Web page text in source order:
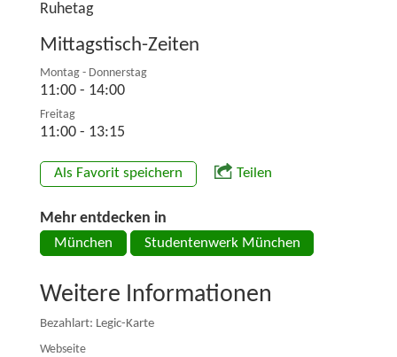
Ruhetag
Mittagstisch-Zeiten
Montag - Donnerstag
11:00 - 14:00
Freitag
11:00 - 13:15
Als Favorit speichern Teilen
Mehr entdecken in
München Studentenwerk München
Weitere Informationen
Bezahlart: Legic-Karte
Webseite